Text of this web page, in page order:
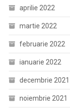
aprilie 2022
martie 2022
februarie 2022
ianuarie 2022
decembrie 2021
noiembrie 2021